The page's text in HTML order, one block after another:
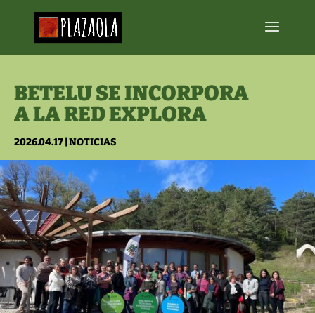
BETELU SE INCORPORA
A LA RED EXPLORA
2026.04.17 NOTICIAS